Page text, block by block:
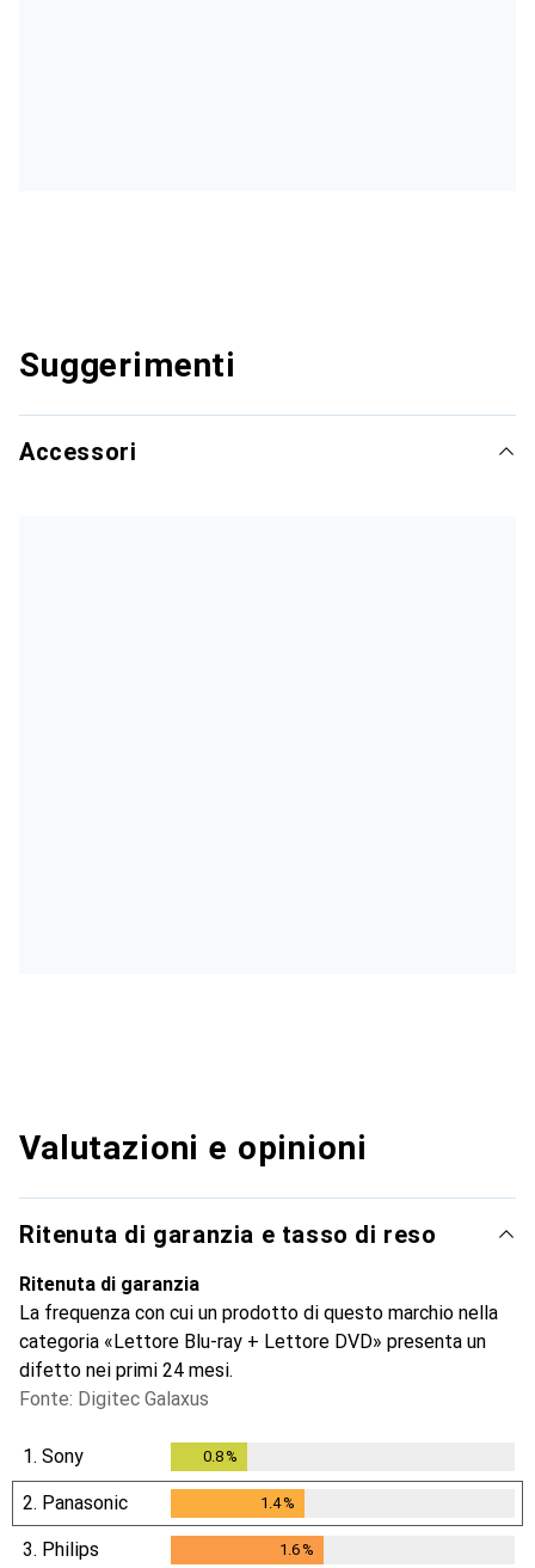
Suggerimenti
Accessori
Valutazioni e opinioni
Ritenuta di garanzia e tasso di reso
Ritenuta di garanzia
La frequenza con cui un prodotto di questo marchio nella
categoria «Lettore Blu-ray + Lettore DVD» presenta un
difetto nei primi 24 mesi.
Fonte: Digitec Galaxus
1. Sony 0.8%
2. Panasonic 1.4%
3. Philips 1.6%